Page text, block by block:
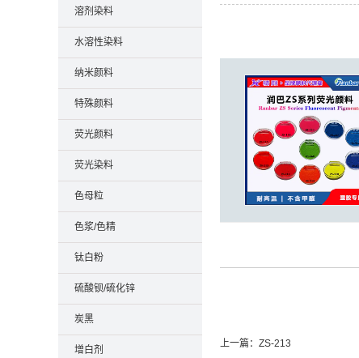
上一篇： ZS-213
溶剂染料
水溶性染料
纳米颜料
特殊颜料
荧光颜料
荧光染料
色母粒
色浆/色精
钛白粉
硫酸钡/硫化锌
炭黑
增白剂